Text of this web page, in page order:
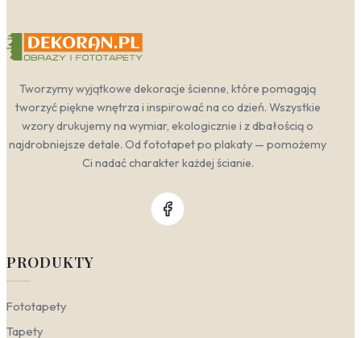
Tworzymy wyjątkowe dekoracje ścienne, które pomagają
tworzyć piękne wnętrza i inspirować na co dzień. Wszystkie
wzory drukujemy na wymiar, ekologicznie i z dbałością o
najdrobniejsze detale. Od fototapet po plakaty — pomożemy
Ci nadać charakter każdej ścianie.
PRODUKTY
Fototapety
Tapety